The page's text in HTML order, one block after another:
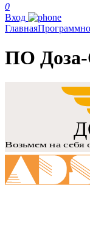
0
Вход
Главная
ПО